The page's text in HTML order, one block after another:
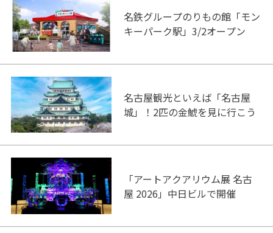
名鉄グループのりもの館「モン
キーパーク駅」3/2オープン
名古屋観光といえば「名古屋
城」！2匹の金鯱を見に行こう
「アートアクアリウム展 名古
屋 2026」中日ビルで開催